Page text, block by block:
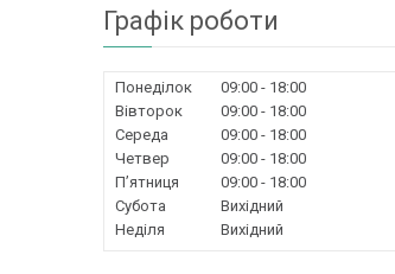
Графік роботи
Понеділок 09:00
18:00
Вівторок
09:00
18:00
Середа
09:00
18:00
Четвер
09:00
18:00
Пʼятниця
09:00
18:00
Субота
Вихідний
Неділя
Вихідний